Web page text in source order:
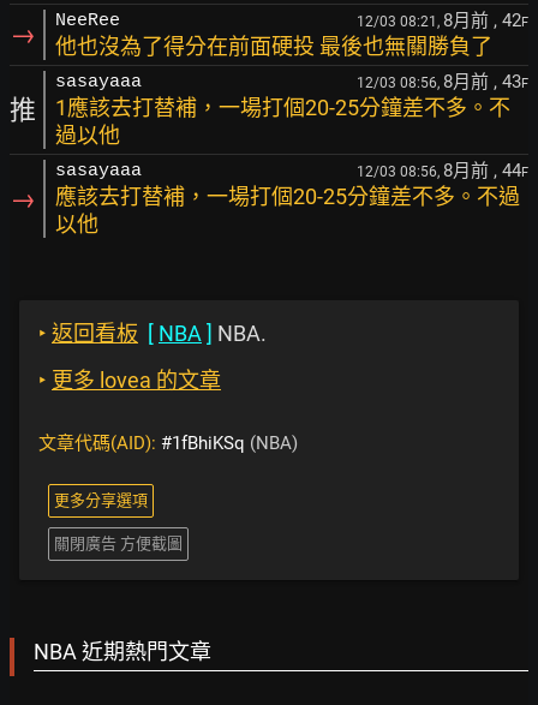
→ NeeRee 12/03 08:21, 8月前 , 42F
他也沒為了得分在前面硬投 最後也無關勝負了
推
sasayaaa 12/03 08:56, 8月前 , 43F
1應該去打替補，一場打個20-25分鐘差不多。不
過以他
→
sasayaaa 12/03 08:56, 8月前 , 44F
應該去打替補，一場打個20-25分鐘差不多。不過
以他
‣ 返回看板 [ NBA ] NBA.
‣ 更多 lovea 的文章
文章代碼(AID): #1fBhiKSq (NBA)
更多分享選項
關閉廣告 方便截圖
NBA 近期熱門文章